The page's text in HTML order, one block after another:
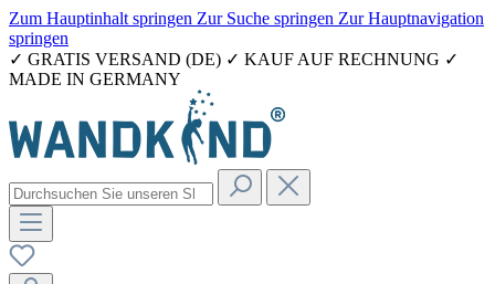
Zum Hauptinhalt springen Zur Suche springen Zur Hauptnavigation
springen
✓ GRATIS VERSAND (DE) ✓ KAUF AUF RECHNUNG ✓
MADE IN GERMANY